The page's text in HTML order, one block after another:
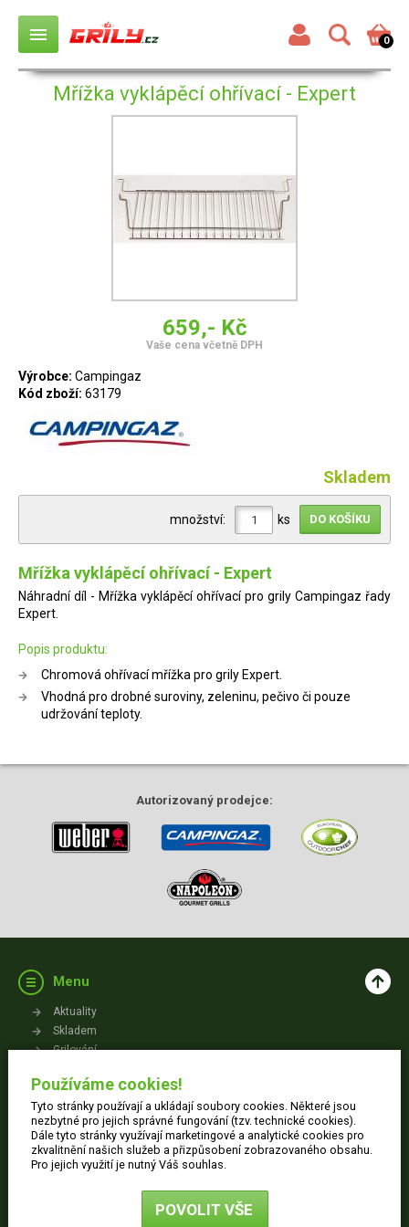
0
menu
Mřížka vyklápěcí ohřívací - Expert
659,- Kč
Vaše cena včetně DPH
Výrobce: Campingaz
Kód zboží: 63179
Skladem
množství: ks
Mřížka vyklápěcí ohřívací - Expert
Náhradní díl - Mřížka vyklápěcí ohřívací pro grily Campingaz řady
Expert.
Popis produktu:
Chromová ohřívací mřížka pro grily Expert.
Vhodná pro drobné suroviny, zeleninu, pečivo či pouze
udržování teploty.
Autorizovaný prodejce:
Menu
Aktuality
Skladem
Grilování
Kontakt
Vše o nákupu
Jak nakupovat
Obchodní podmínky
Dodací informace
Ochrana osobních údajů
Používáme cookies!
Tyto stránky používají a ukládají soubory cookies. Některé jsou
nezbytné pro jejich správné fungování (tzv. technické cookies).
Dále tyto stránky využívají marketingové a analytické cookies pro
zkvalitnění našich služeb a přizpůsobení zobrazovaného obsahu.
Pro jejich využití je nutný Váš souhlas.
POVOLIT VŠE